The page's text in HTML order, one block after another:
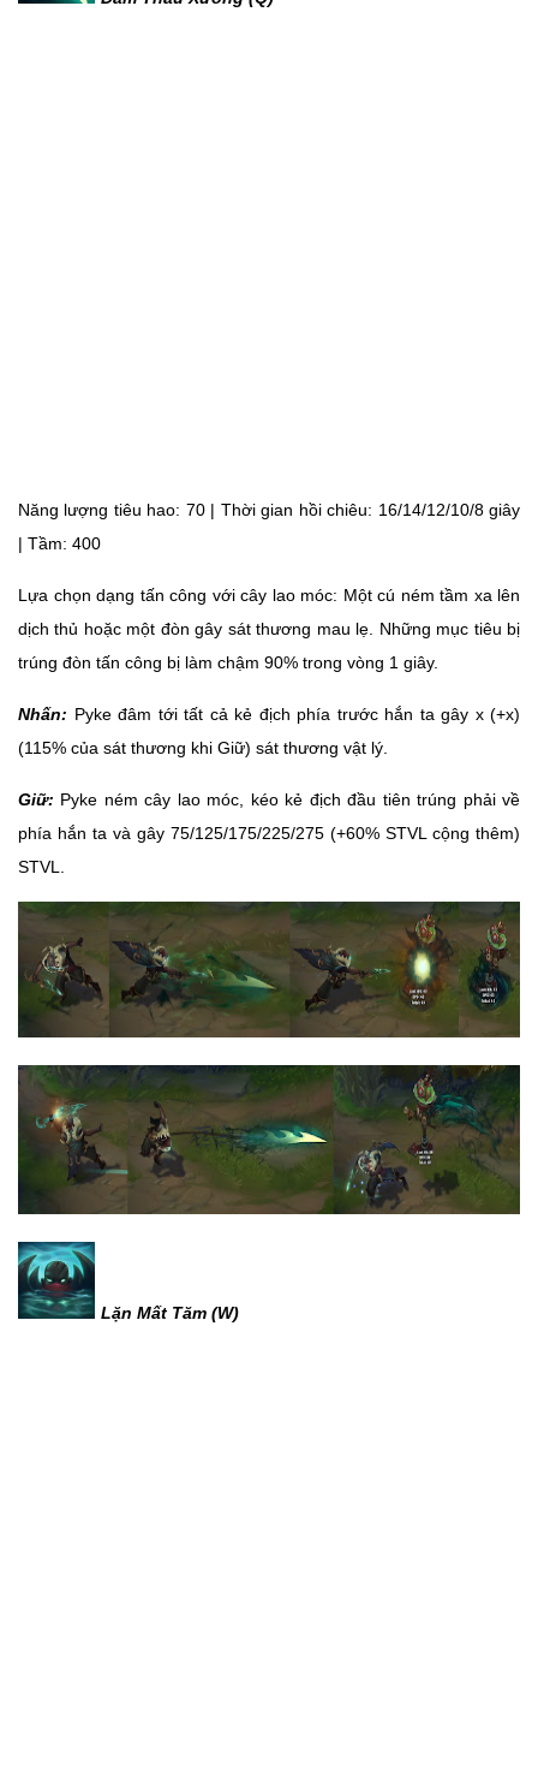
Năng lượng tiêu hao: 70 | Thời gian hồi chiêu: 16/14/12/10/8 giây
| Tầm: 400
Lựa chọn dạng tấn công với cây lao móc: Một cú ném tầm xa lên
dịch thủ hoặc một đòn gây sát thương mau lẹ. Những mục tiêu bị
trúng đòn tấn công bị làm chậm 90% trong vòng 1 giây.
Nhấn: Pyke đâm tới tất cả kẻ địch phía trước hắn ta gây x (+x)
(115% của sát thương khi Giữ) sát thương vật lý.
Giữ: Pyke ném cây lao móc, kéo kẻ địch đầu tiên trúng phải về
phía hắn ta và gây 75/125/175/225/275 (+60% STVL cộng thêm)
STVL.
Lặn Mất Tăm (W)